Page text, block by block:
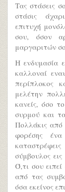
Tας στάσεις
στάσις
επιτυχή
σου, όσον
μαργαριτών
H ενδυμασία
καλλοναί
περίπλοκος
μελέτην
κανείς, όσο
συρμού και
Πολλάκις από
φορέσης
σύμβουλος
Ό,τι σου
από τας
όσα εκείνος